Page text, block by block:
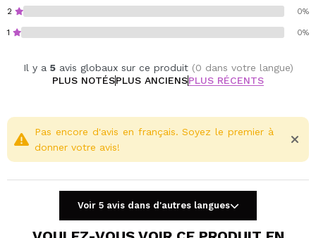
2 0%
1 0%
Il y a 5avis globaux sur ce produit (0 dans votre langue)
PLUS NOTÉSPLUS ANCIENSPLUS RÉCENTS
Pas encore d'avis en français. Soyez le premier à
donner votre avis!
Voir 5 avis dans d'autres langues